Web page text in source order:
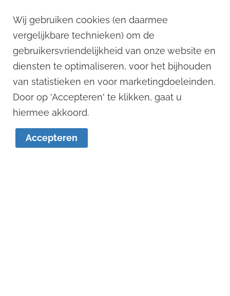
6671 CG Zetten
(0488) 75 07 21
info@remkostevens.nl
KVK: 70471576
Wij gebruiken cookies (en daarmee
vergelijkbare technieken) om de
gebruikersvriendelijkheid van onze website en
diensten te optimaliseren, voor het bijhouden
van statistieken en voor marketingdoeleinden.
Door op 'Accepteren' te klikken, gaat u
hiermee akkoord.
Accepteren